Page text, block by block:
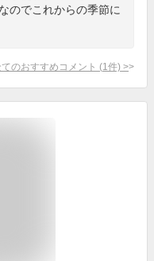
のでこれからの季節に
のおすすめコメント (1 件) >